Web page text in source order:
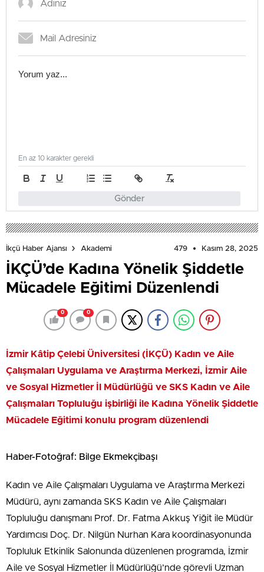
Gönder
En az 10 karakter gerekli
İkçü Haber Ajansı Akademi 479 Kasım 28, 2025
İKÇÜ’de Kadına Yönelik Şiddetle
Mücadele Eğitimi Düzenlendi
0 0
İzmir Kâtip Çelebi Üniversitesi (İKÇÜ) Kadın ve Aile
Çalışmaları Uygulama ve Araştırma Merkezi, İzmir Aile
ve Sosyal Hizmetler İl Müdürlüğü ve SKS Kadın ve Aile
Çalışmaları Topluluğu işbirliği ile Kadına Yönelik Şiddetle
Mücadele Eğitimi konulu program düzenlendi
Haber-Fotoğraf: Bilge Ekmekçibaşı
Kadın ve Aile Çalışmaları Uygulama ve Araştırma Merkezi
Müdürü, aynı zamanda SKS Kadın ve Aile Çalışmaları
Topluluğu danışmanı Prof. Dr. Fatma Akkuş Yiğit ile Müdür
Yardımcısı Doç. Dr. Nilgün Nurhan Kara koordinasyonunda
Topluluk Etkinlik Salonunda düzenlenen programda, İzmir
Aile ve Sosyal Hizmetler İl Müdürlüğü’nde görevli Uzman